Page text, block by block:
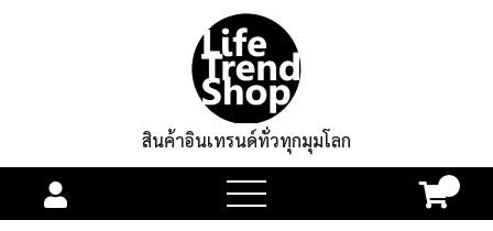
สินค้าอินเทรนด์ทั่วทุกมุมโลก
open
menu